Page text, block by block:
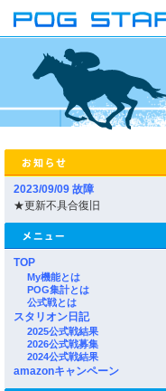
2023/09/09 故障
★更新不具合復旧
TOP
My機能とは
POG集計とは
公式戦とは
スタリオン日記
2025公式戦結果
2026公式戦募集
2024公式戦結果
amazonキャンペーン